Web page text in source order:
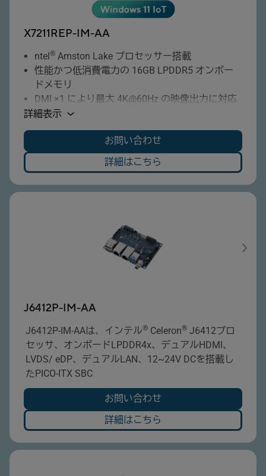
X7211REP-IM-AA
ntel® Amston Lake プロセッサー搭載
性能かつ低消費電力の 16GB LPDDR5 オンボー
ドメモリ
DMI ×1 により最大 4K@60Hz の映像出力に対応
ュアルLAN搭載でネットワークの安定性と冗長
性を強化
数のCOMポートを搭載し、各種産業機器との接
続に対応
速データ転送に対応する USB 3.2 搭載
.2 E Key スロット搭載（Wi-Fi モジュール等に対
～36V のワイドレンジDC入力に対応し、多様な
産業用電源環境に適合
詳細表示
お問い合わせ
詳細はこちら
J6412P-IM-AA
J6412P-IM-AAは、インテル® Celeron® J6412プロ
セッサ、オンボードLPDDR4x、デュアルHDMI、
LVDS/ eDP、デュアルLAN、12~24V DCを搭載し
たPICO-ITX SBC
お問い合わせ
詳細はこちら